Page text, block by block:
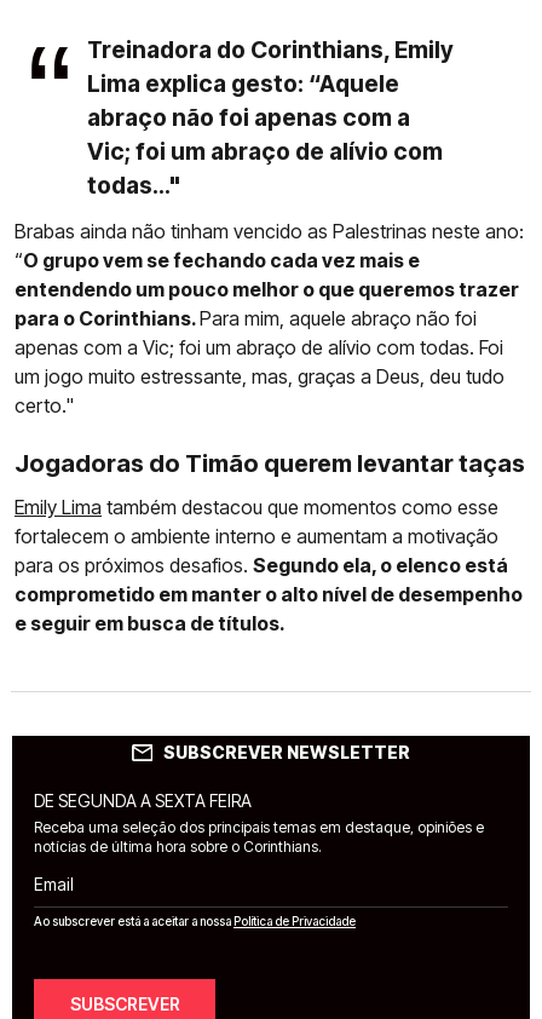
Treinadora do Corinthians, Emily
Lima explica gesto: “Aquele
abraço não foi apenas com a
Vic; foi um abraço de alívio com
todas..."
Brabas ainda não tinham vencido as Palestrinas neste ano:
“O grupo vem se fechando cada vez mais e
entendendo um pouco melhor o que queremos trazer
para o Corinthians.Para mim, aquele abraço não foi
apenas com a Vic; foi um abraço de alívio com todas. Foi
um jogo muito estressante, mas, graças a Deus, deu tudo
certo."
Jogadoras do Timão querem levantar taças
Emily Lima também destacou que momentos como esse
fortalecem o ambiente interno e aumentam a motivação
para os próximos desafios. Segundo ela, o elenco está
comprometido em manter o alto nível de desempenho
e seguir em busca de títulos.
SUBSCREVER NEWSLETTER
DE SEGUNDA A SEXTA FEIRA
Receba uma seleção dos principais temas em destaque, opiniões e
notícias de última hora sobre o Corinthians.
Email
Ao subscrever está a aceitar a nossa Política de Privacidade
SUBSCREVER